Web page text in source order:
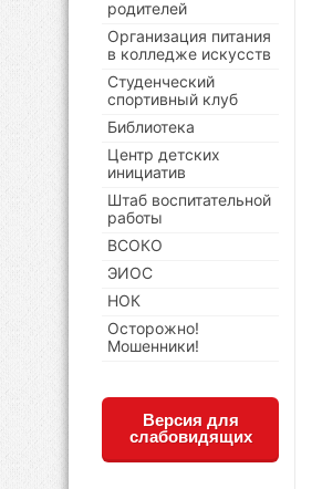
родителей
Организация питания
в колледже искусств
Студенческий
спортивный клуб
Библиотека
Центр детских
инициатив
Штаб воспитательной
работы
ВСОКО
ЭИОС
НОК
Осторожно!
Мошенники!
Версия для
слабовидящих